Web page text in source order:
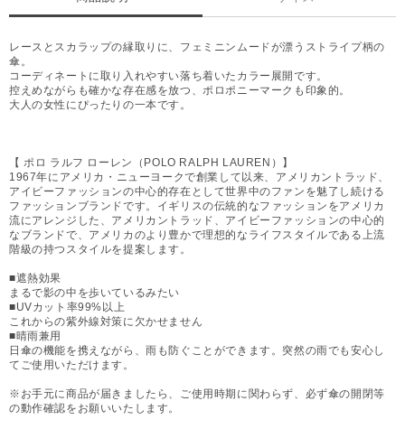
レースとスカラップの縁取りに、フェミニンムードが漂うストライプ柄の
傘。
コーディネートに取り入れやすい落ち着いたカラー展開です。
控えめながらも確かな存在感を放つ、ポロポニーマークも印象的。
大人の女性にぴったりの一本です。
【 ポロ ラルフ ローレン（POLO RALPH LAUREN）】
1967年にアメリカ・ニューヨークで創業して以来、アメリカントラッド、
アイビーファッションの中心的存在として世界中のファンを魅了し続ける
ファッションブランドです。イギリスの伝統的なファッションをアメリカ
流にアレンジした、アメリカントラッド、アイビーファッションの中心的
なブランドで、アメリカのより豊かで理想的なライフスタイルである上流
階級の持つスタイルを提案します。
■遮熱効果
まるで影の中を歩いているみたい
■UVカット率99%以上
これからの紫外線対策に欠かせません
■晴雨兼用
日傘の機能を携えながら、雨も防ぐことができます。突然の雨でも安心し
てご使用いただけます。
※お手元に商品が届きましたら、ご使用時期に関わらず、必ず傘の開閉等
の動作確認をお願いいたします。